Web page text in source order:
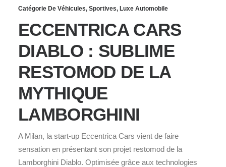
Catégorie De Véhicules, Sportives, Luxe Automobile
ECCENTRICA CARS
DIABLO : SUBLIME
RESTOMOD DE LA
MYTHIQUE
LAMBORGHINI
A Milan, la start-up Eccentrica Cars vient de faire
sensation en présentant son projet restomod de la
Lamborghini Diablo. Optimisée grâce aux technologies